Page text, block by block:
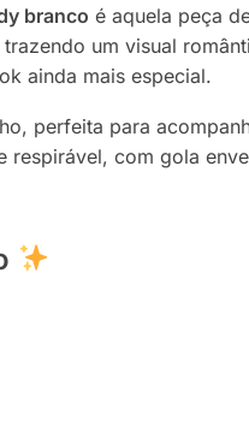
branco é aquela peça
um visual
ainda mais especial.
perfeita para
respirável, com gola